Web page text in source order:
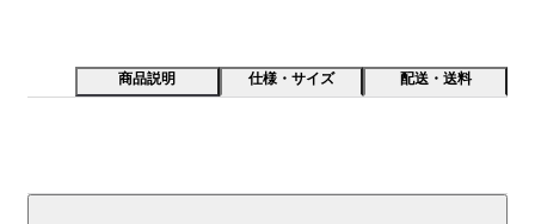
商品説明 仕様・サイズ 配送・送料